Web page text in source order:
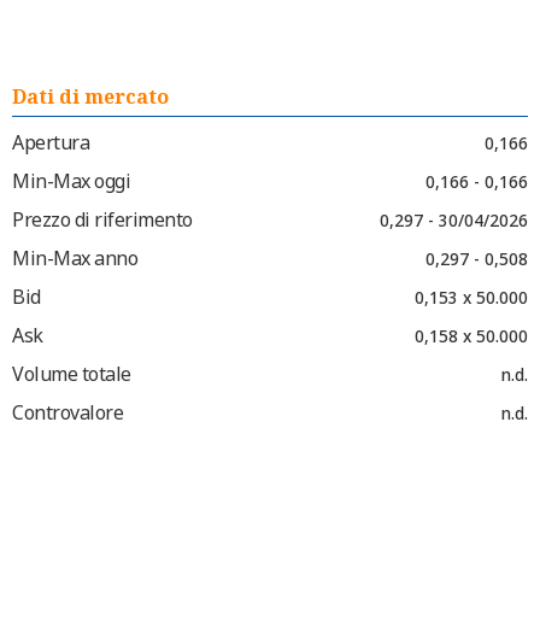
Dati di mercato
Apertura
0,166
Min-Max oggi 0,166 - 0,166
Prezzo di riferimento 0,297 - 30/04/2026
Min-Max anno 0,297 - 0,508
Bid 0,153 x 50.000
Ask 0,158 x 50.000
Volume totale n.d.
Controvalore n.d.